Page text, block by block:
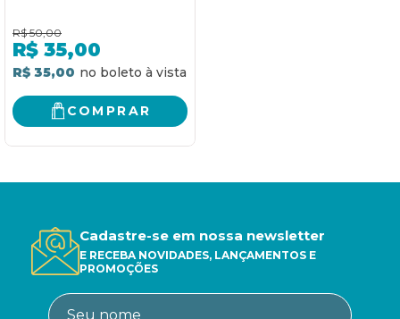
R$ 50,00
R$ 35,00
R$ 35,00
COMPRAR
Cadastre-se em nossa newsletter
E RECEBA NOVIDADES, LANÇAMENTOS E
PROMOÇÕES